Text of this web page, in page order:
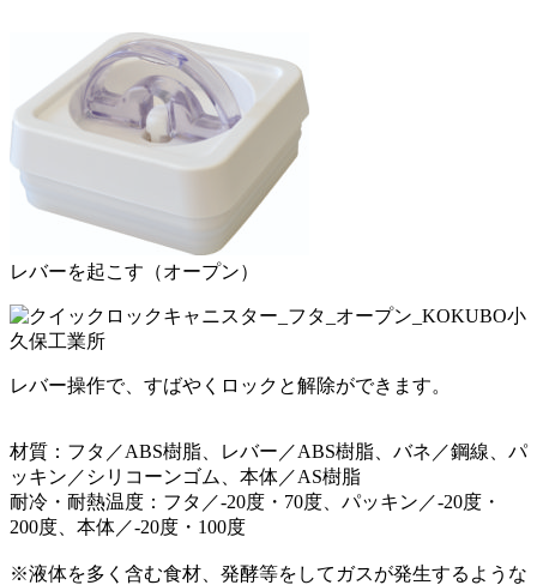
レバーを起こす（オープン）
レバー操作で、すばやくロックと解除ができます。
材質：フタ／ABS樹脂、レバー／ABS樹脂、バネ／鋼線、パ
ッキン／シリコーンゴム、本体／AS樹脂
耐冷・耐熱温度：フタ／-20度・70度、パッキン／-20度・
200度、本体／-20度・100度
※液体を多く含む食材、発酵等をしてガスが発生するような